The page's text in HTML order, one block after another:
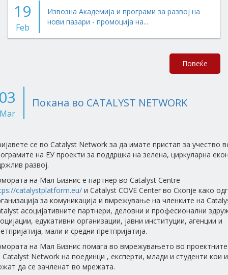
19
Feb
Извозна Академија и програми за развој на
нови пазари - промоција на...
Повеќе
Покана во CATALYST NETWORK
се во Catalyst Network за да имате пристап за учество
на ЕУ проекти за поддршка на зелена, циркуларна
развој.
на Мал Бизнис е партнер во Catalyst Centre
catalystplatform.eu/ и Catalyst COVE Center во Скопје како
за комуникација и вмрежување на членките на
асоцијативните партнери, деловни и професионални
едукативни организации, јавни институции, агенции и
мали и средни претпријатија.
на Мал Бизнис помага во вмрежувањето во проектните
Catalyst Network на поединци , експерти, млади и студенти кои
да се зачленат во мрежата.